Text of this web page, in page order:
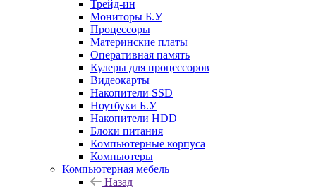
Трейд-ин
Мониторы Б.У
Процессоры
Материнские платы
Оперативная память
Кулеры для процессоров
Видеокарты
Накопители SSD
Ноутбуки Б.У
Накопители HDD
Блоки питания
Компьютерные корпуса
Компьютеры
Компьютерная мебель
Назад